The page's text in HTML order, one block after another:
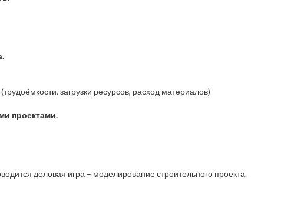
загрузки ресурсов, расход материалов)
проектами.
деловая игра – моделирование строительного проекта.